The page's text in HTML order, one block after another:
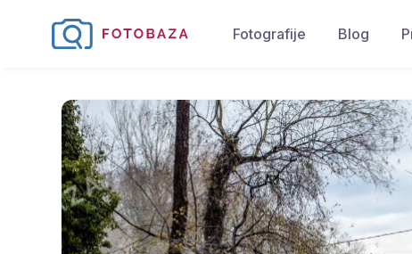
Fotografije Blog